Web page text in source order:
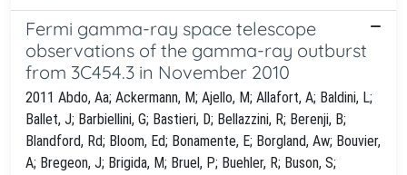
Fermi gamma-ray space telescope
observations of the gamma-ray outburst
from 3C454.3 in November 2010
2011 Abdo, Aa; Ackermann, M; Ajello, M; Allafort, A; Baldini, L;
Ballet, J; Barbiellini, G; Bastieri, D; Bellazzini, R; Berenji, B;
Blandford, Rd; Bloom, Ed; Bonamente, E; Borgland, Aw; Bouvier,
A; Bregeon, J; Brigida, M; Bruel, P; Buehler, R; Buson, S;